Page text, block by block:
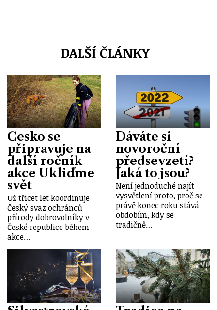
DALŠÍ ČLÁNKY
Česko se
připravuje na
další ročník
akce Ukliďme
svět
Už třicet let koordinuje
Český svaz ochránců
přírody dobrovolníky v
České republice během
akce…
Dáváte si
novoroční
předsevzetí?
Jaká to jsou?
Není jednoduché najít
vysvětlení proto, proč se
právě konec roku stává
obdobím, kdy se
tradičně…